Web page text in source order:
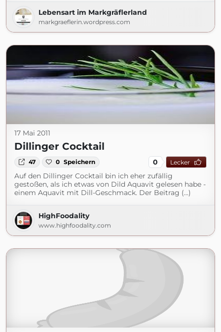
Lebensart im Markgräflerland
markgraeflerin.wordpress.com
17 Mai 2011
Dillinger Cocktail
47 0 Speichern 0 Lecker
Auf den Dillinger Cocktail bin ich eher zufällig
gestoßen, als ich etwas von Dild Aquavit gelesen habe -
einem Aquavit mit Dill-Geschmack. Der Beitrag (...)
HighFoodality
www.highfoodality.com